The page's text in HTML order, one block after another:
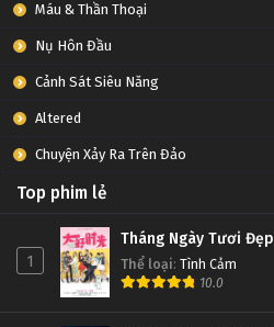
Máu & Thần Thoại
Nụ Hôn Đầu
Cảnh Sát Siêu Năng
Altered
Chuyện Xảy Ra Trên Đảo
Top phim lẻ
1
Tháng Ngày Tươi Đẹp
Thể loại: Tình Cảm
10.0